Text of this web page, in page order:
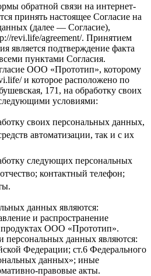
обратной связи на интернет-
принять настоящее Согласие на
(далее — Согласие),
revi.life/agreement/. Принятием
является подтверждение факта
пунктами Согласия.
ООО «Прототип», которому
и которое расположено по
171, на обработку своих
условиями:
своих персональных данных,
автоматизации, так и с их
следующих персональных
контактный телефон;
данных являются:
и распространение
ООО «Прототип».
персональных данных являются:
Федерации; ст.6 Федерального
данных»; иные
правовые акты.